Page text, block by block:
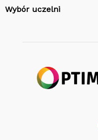
Wybór uczelni